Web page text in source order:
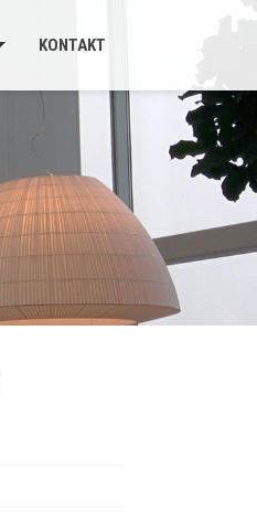
KONTAKT